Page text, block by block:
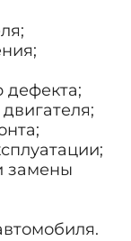
дефекта;
замены